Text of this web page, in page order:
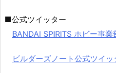
■公式ツイッター
BANDAI SPIRITS ホビー事
ビルダーズノート公式ツイッ